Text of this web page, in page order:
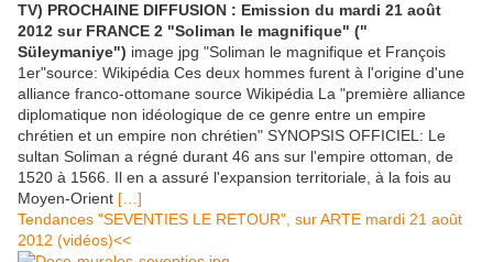
TV) PROCHAINE DIFFUSION : Emission du mardi 21 août
2012 sur FRANCE 2 "Soliman le magnifique" ("
Süleymaniye") image jpg "Soliman le magnifique et François
1er"source: Wikipédia Ces deux hommes furent à l'origine d'une
alliance franco-ottomane source Wikipédia La "première alliance
diplomatique non idéologique de ce genre entre un empire
chrétien et un empire non chrétien" SYNOPSIS OFFICIEL: Le
sultan Soliman a régné durant 46 ans sur l'empire ottoman, de
1520 à 1566. Il en a assuré l'expansion territoriale, à la fois au
Moyen-Orient […]
Tendances "SEVENTIES LE RETOUR", sur ARTE mardi 21 août
2012 (vidéos)<<